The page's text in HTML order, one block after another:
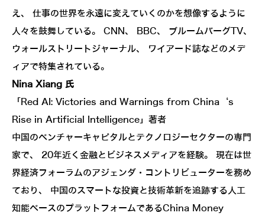
え、 仕事の世界を永遠に変えていくのかを想像するように
人々を鼓舞している。 CNN、 BBC、 ブルームバーグTV、
ウォールストリートジャーナル、 ワイアード誌などのメデ
ィアで特集されている。
Nina Xiang 氏
「Red AI: Victories and Warnings from China‘s
Rise in Artificial Intelligence」著者
中国のベンチャーキャピタルとテクノロジーセクターの専門
家で、 20年近く金融とビジネスメディアを経験。 現在は世
界経済フォーラムのアジェンダ・コントリビューターを務め
ており、 中国のスマートな投資と技術革新を追跡する人工
知能ベースのプラットフォームであるChina Money